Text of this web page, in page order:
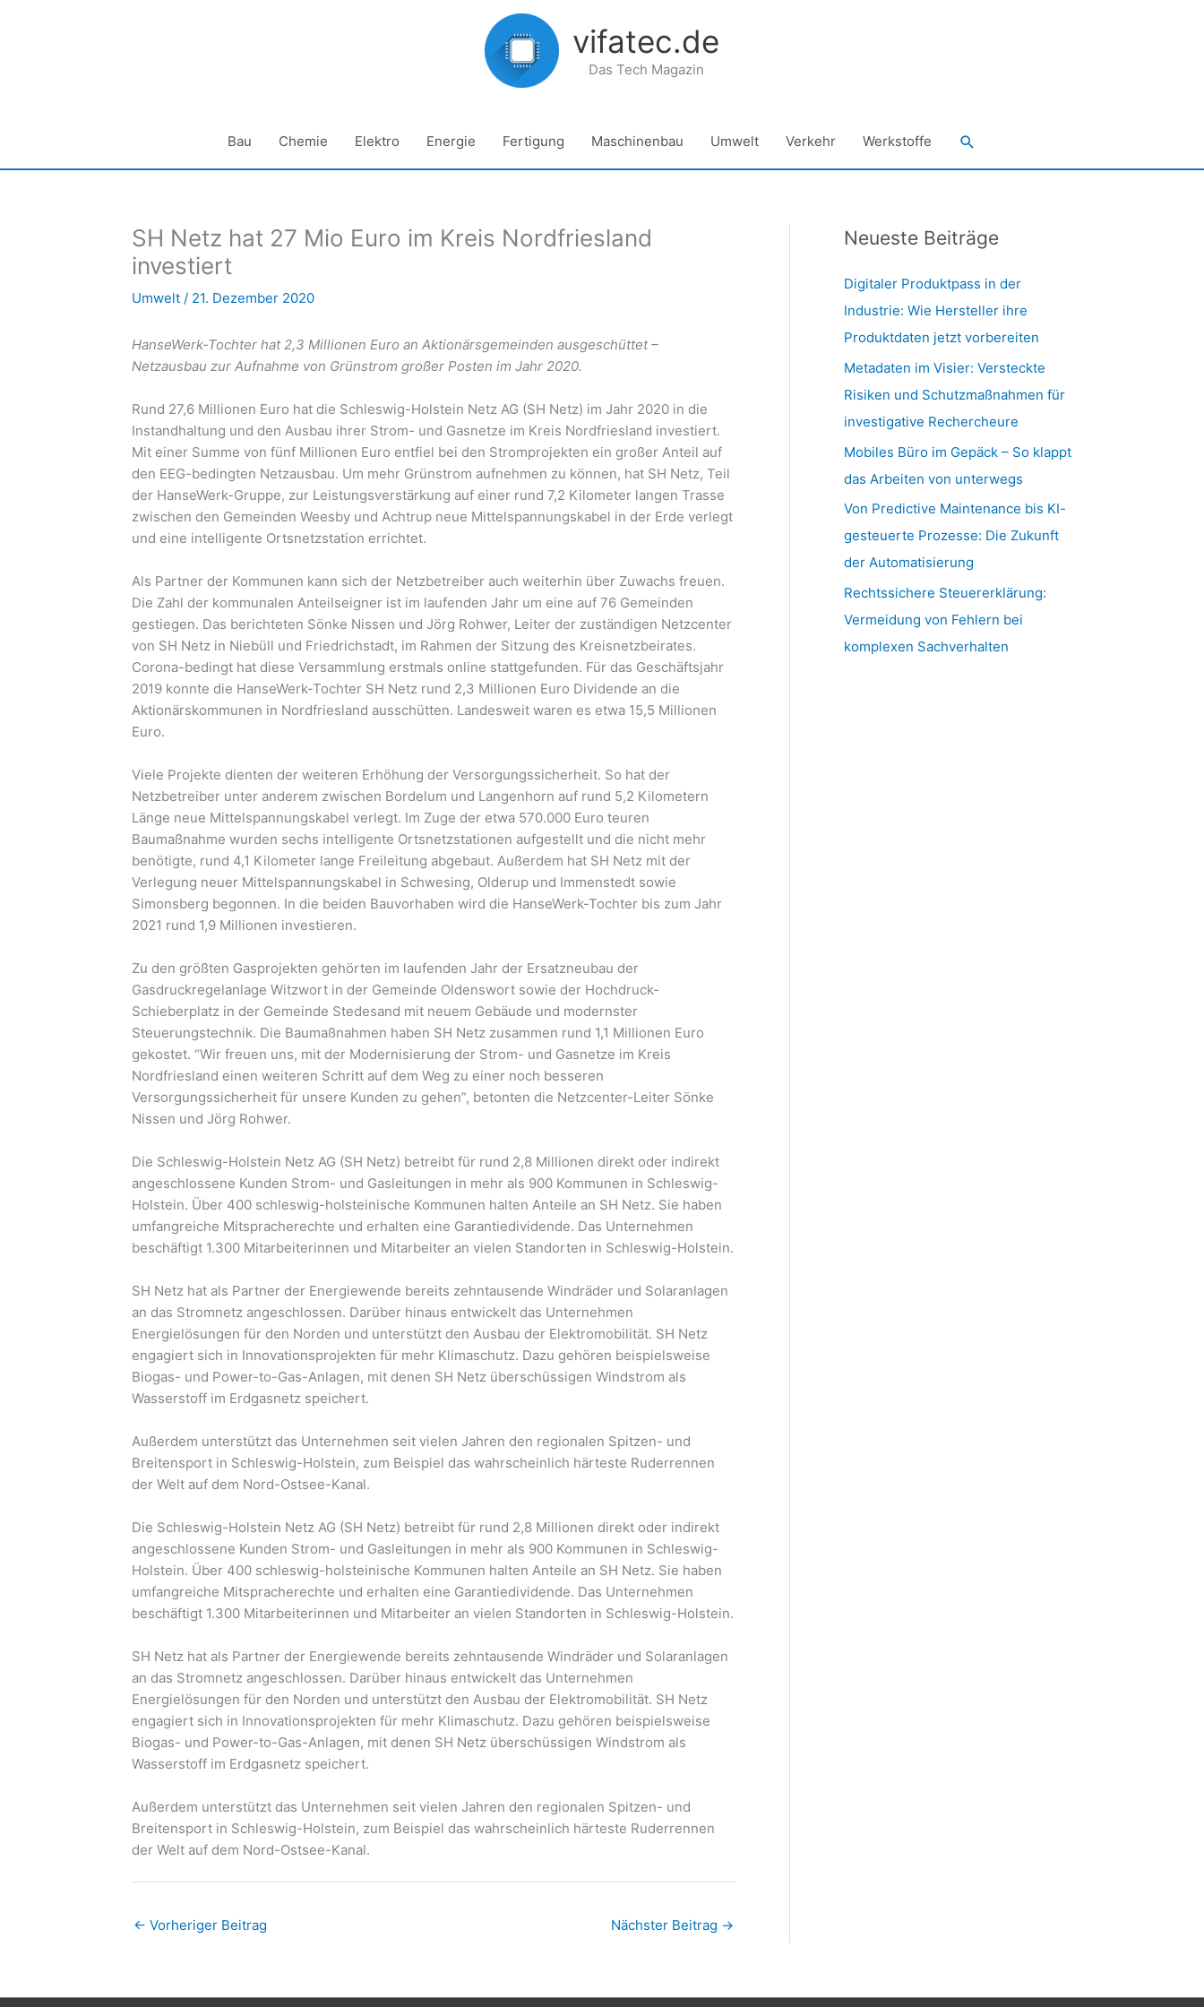
vifatec.de
Das Tech Magazin
Bau Chemie Elektro Energie Fertigung Maschinenbau Umwelt Verkehr Werkstoffe Suchen
SH Netz hat 27 Mio Euro im Kreis Nordfriesland
investiert
Umwelt / 21. Dezember 2020
HanseWerk-Tochter hat 2,3 Millionen Euro an Aktionärsgemeinden ausgeschüttet –
Netzausbau zur Aufnahme von Grünstrom großer Posten im Jahr 2020.
Rund 27,6 Millionen Euro hat die Schleswig-Holstein Netz AG (SH Netz) im Jahr 2020 in die
Instandhaltung und den Ausbau ihrer Strom- und Gasnetze im Kreis Nordfriesland investiert.
Mit einer Summe von fünf Millionen Euro entfiel bei den Stromprojekten ein großer Anteil auf
den EEG-bedingten Netzausbau. Um mehr Grünstrom aufnehmen zu können, hat SH Netz, Teil
der HanseWerk-Gruppe, zur Leistungsverstärkung auf einer rund 7,2 Kilometer langen Trasse
zwischen den Gemeinden Weesby und Achtrup neue Mittelspannungskabel in der Erde verlegt
und eine intelligente Ortsnetzstation errichtet.
Als Partner der Kommunen kann sich der Netzbetreiber auch weiterhin über Zuwachs freuen.
Die Zahl der kommunalen Anteilseigner ist im laufenden Jahr um eine auf 76 Gemeinden
gestiegen. Das berichteten Sönke Nissen und Jörg Rohwer, Leiter der zuständigen Netzcenter
von SH Netz in Niebüll und Friedrichstadt, im Rahmen der Sitzung des Kreisnetzbeirates.
Corona-bedingt hat diese Versammlung erstmals online stattgefunden. Für das Geschäftsjahr
2019 konnte die HanseWerk-Tochter SH Netz rund 2,3 Millionen Euro Dividende an die
Aktionärskommunen in Nordfriesland ausschütten. Landesweit waren es etwa 15,5 Millionen
Euro.
Viele Projekte dienten der weiteren Erhöhung der Versorgungssicherheit. So hat der
Netzbetreiber unter anderem zwischen Bordelum und Langenhorn auf rund 5,2 Kilometern
Länge neue Mittelspannungskabel verlegt. Im Zuge der etwa 570.000 Euro teuren
Baumaßnahme wurden sechs intelligente Ortsnetzstationen aufgestellt und die nicht mehr
benötigte, rund 4,1 Kilometer lange Freileitung abgebaut. Außerdem hat SH Netz mit der
Verlegung neuer Mittelspannungskabel in Schwesing, Olderup und Immenstedt sowie
Simonsberg begonnen. In die beiden Bauvorhaben wird die HanseWerk-Tochter bis zum Jahr
2021 rund 1,9 Millionen investieren.
Zu den größten Gasprojekten gehörten im laufenden Jahr der Ersatzneubau der
Gasdruckregelanlage Witzwort in der Gemeinde Oldenswort sowie der Hochdruck-
Schieberplatz in der Gemeinde Stedesand mit neuem Gebäude und modernster
Steuerungstechnik. Die Baumaßnahmen haben SH Netz zusammen rund 1,1 Millionen Euro
gekostet. “Wir freuen uns, mit der Modernisierung der Strom- und Gasnetze im Kreis
Nordfriesland einen weiteren Schritt auf dem Weg zu einer noch besseren
Versorgungssicherheit für unsere Kunden zu gehen”, betonten die Netzcenter-Leiter Sönke
Nissen und Jörg Rohwer.
Die Schleswig-Holstein Netz AG (SH Netz) betreibt für rund 2,8 Millionen direkt oder indirekt
angeschlossene Kunden Strom- und Gasleitungen in mehr als 900 Kommunen in Schleswig-
Holstein. Über 400 schleswig-holsteinische Kommunen halten Anteile an SH Netz. Sie haben
umfangreiche Mitspracherechte und erhalten eine Garantiedividende. Das Unternehmen
beschäftigt 1.300 Mitarbeiterinnen und Mitarbeiter an vielen Standorten in Schleswig-Holstein.
SH Netz hat als Partner der Energiewende bereits zehntausende Windräder und Solaranlagen
an das Stromnetz angeschlossen. Darüber hinaus entwickelt das Unternehmen
Energielösungen für den Norden und unterstützt den Ausbau der Elektromobilität. SH Netz
engagiert sich in Innovationsprojekten für mehr Klimaschutz. Dazu gehören beispielsweise
Biogas- und Power-to-Gas-Anlagen, mit denen SH Netz überschüssigen Windstrom als
Wasserstoff im Erdgasnetz speichert.
Außerdem unterstützt das Unternehmen seit vielen Jahren den regionalen Spitzen- und
Breitensport in Schleswig-Holstein, zum Beispiel das wahrscheinlich härteste Ruderrennen
der Welt auf dem Nord-Ostsee-Kanal.
Die Schleswig-Holstein Netz AG (SH Netz) betreibt für rund 2,8 Millionen direkt oder indirekt
angeschlossene Kunden Strom- und Gasleitungen in mehr als 900 Kommunen in Schleswig-
Holstein. Über 400 schleswig-holsteinische Kommunen halten Anteile an SH Netz. Sie haben
umfangreiche Mitspracherechte und erhalten eine Garantiedividende. Das Unternehmen
beschäftigt 1.300 Mitarbeiterinnen und Mitarbeiter an vielen Standorten in Schleswig-Holstein.
SH Netz hat als Partner der Energiewende bereits zehntausende Windräder und Solaranlagen
an das Stromnetz angeschlossen. Darüber hinaus entwickelt das Unternehmen
Energielösungen für den Norden und unterstützt den Ausbau der Elektromobilität. SH Netz
engagiert sich in Innovationsprojekten für mehr Klimaschutz. Dazu gehören beispielsweise
Biogas- und Power-to-Gas-Anlagen, mit denen SH Netz überschüssigen Windstrom als
Wasserstoff im Erdgasnetz speichert.
Außerdem unterstützt das Unternehmen seit vielen Jahren den regionalen Spitzen- und
Breitensport in Schleswig-Holstein, zum Beispiel das wahrscheinlich härteste Ruderrennen
der Welt auf dem Nord-Ostsee-Kanal.
← Vorheriger Beitrag Nächster Beitrag →
Neueste Beiträge
Digitaler Produktpass in der
Industrie: Wie Hersteller ihre
Produktdaten jetzt vorbereiten
Metadaten im Visier: Versteckte
Risiken und Schutzmaßnahmen für
investigative Rechercheure
Mobiles Büro im Gepäck – So klappt
das Arbeiten von unterwegs
Von Predictive Maintenance bis KI-
gesteuerte Prozesse: Die Zukunft
der Automatisierung
Rechtssichere Steuererklärung:
Vermeidung von Fehlern bei
komplexen Sachverhalten